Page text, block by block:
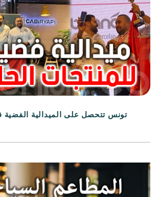
تونس تتحصل على الميدالية الفضية